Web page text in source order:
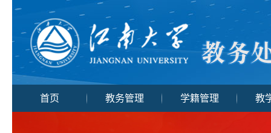
首页 教务管理 学籍管理 教